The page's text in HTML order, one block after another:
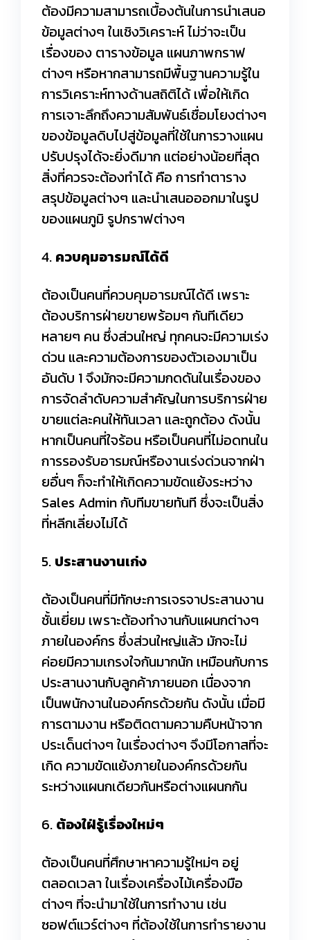
ต้องมีความสามารถเบื้องต้นในการนำเสนอ
ข้อมูลต่างๆ ในเชิงวิเคราะห์ ไม่ว่าจะเป็น
เรื่องของ ตารางข้อมูล แผนภาพกราฟ
ต่างๆ หรือหากสามารถมีพื้นฐานความรู้ใน
การวิเคราะห์ทางด้านสถิติได้ เพื่อให้เกิด
การเจาะลึกถึงความสัมพันธ์เชื่อมโยงต่างๆ
ของข้อมูลดิบไปสู่ข้อมูลที่ใช้ในการวางแผน
ปรับปรุงได้จะยิ่งดีมาก แต่อย่างน้อยที่สุด
สิ่งที่ควรจะต้องทำได้ คือ การทำตาราง
สรุปข้อมูลต่างๆ และนำเสนอออกมาในรูป
ของแผนภูมิ รูปกราฟต่างๆ
4. ควบคุมอารมณ์ได้ดี
ต้องเป็นคนที่ควบคุมอารมณ์ได้ดี เพราะ
ต้องบริการฝ่ายขายพร้อมๆ กันทีเดียว
หลายๆ คน ซึ่งส่วนใหญ่ ทุกคนจะมีความเร่ง
ด่วน และความต้องการของตัวเองมาเป็น
อันดับ 1 จึงมักจะมีความกดดันในเรื่องของ
การจัดลำดับความสำคัญในการบริการฝ่าย
ขายแต่ละคนให้ทันเวลา และถูกต้อง ดังนั้น
หากเป็นคนที่ใจร้อน หรือเป็นคนที่ไม่อดทนใน
การรองรับอารมณ์หรืองานเร่งด่วนจากฝ่า
ยอื่นๆ ก็จะทำให้เกิดความขัดแย้งระหว่าง
Sales Admin กับทีมขายทันที ซึ่งจะเป็นสิ่ง
ที่หลีกเลี่ยงไม่ได้
5. ประสานงานเก่ง
ต้องเป็นคนที่มีทักษะการเจรจาประสานงาน
ชั้นเยี่ยม เพราะต้องทำงานกับแผนกต่างๆ
ภายในองค์กร ซึ่งส่วนใหญ่แล้ว มักจะไม่
ค่อยมีความเกรงใจกันมากนัก เหมือนกับการ
ประสานงานกับลูกค้าภายนอก เนื่องจาก
เป็นพนักงานในองค์กรด้วยกัน ดังนั้น เมื่อมี
การตามงาน หรือติดตามความคืบหน้าจาก
ประเด็นต่างๆ ในเรื่องต่างๆ จึงมีโอกาสที่จะ
เกิด ความขัดแย้งภายในองค์กรด้วยกัน
ระหว่างแผนกเดียวกันหรือต่างแผนกกัน
6. ต้องใฝ่รู้เรื่องใหม่ๆ
ต้องเป็นคนที่ศึกษาหาความรู้ใหม่ๆ อยู่
ตลอดเวลา ในเรื่องเครื่องไม้เครื่องมือ
ต่างๆ ที่จะนำมาใช้ในการทำงาน เช่น
ซอฟต์แวร์ต่างๆ ที่ต้องใช้ในการทำรายงาน